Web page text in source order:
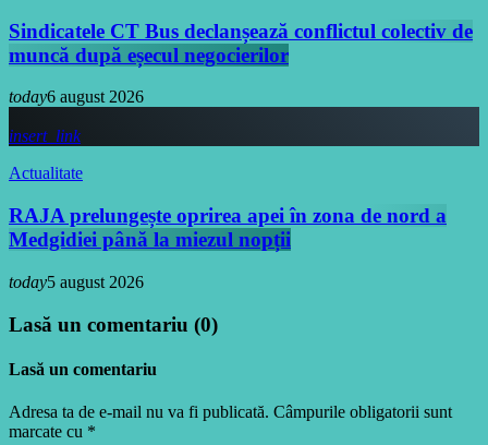
Sindicatele CT Bus declanșează conflictul colectiv de
muncă după eșecul negocierilor
today6 august 2026
insert_link
Actualitate
RAJA prelungește oprirea apei în zona de nord a
Medgidiei până la miezul nopții
today5 august 2026
Lasă un comentariu (0)
Lasă un comentariu
Adresa ta de e-mail nu va fi publicată. Câmpurile obligatorii sunt
marcate cu *